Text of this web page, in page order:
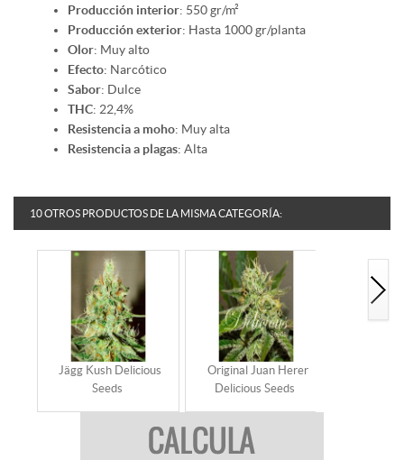
Producción interior: 550 gr/m²
Producción exterior: Hasta 1000 gr/planta
Olor: Muy alto
Efecto: Narcótico
Sabor: Dulce
THC: 22,4%
Resistencia a moho: Muy alta
Resistencia a plagas: Alta
10 OTROS PRODUCTOS DE LA MISMA CATEGORÍA:
Jägg Kush Delicious
Seeds
Original Juan Herer
Delicious Seeds